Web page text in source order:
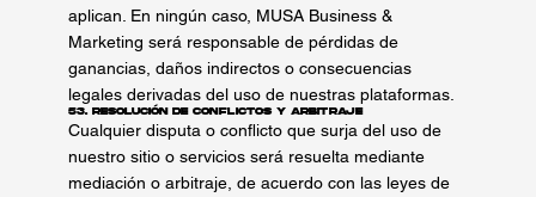
aplican. En ningún caso, MUSA Business &
Marketing será responsable de pérdidas de
ganancias, daños indirectos o consecuencias
legales derivadas del uso de nuestras plataformas.
53. Resolución de Conflictos y Arbitraje
Cualquier disputa o conflicto que surja del uso de
nuestro sitio o servicios será resuelta mediante
mediación o arbitraje, de acuerdo con las leyes de